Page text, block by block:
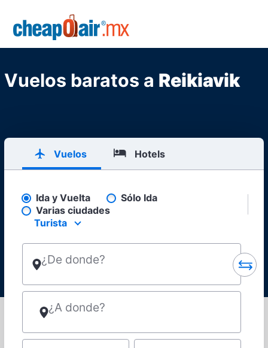
Skip to main content
Vuelos baratos a Reikiavik
Vuelos Hotels
Pick your flight type
Ida y Vuelta
Sólo Ida
Varias ciudades
Select your preferred seating class.
Turista
¿De donde?
¿A donde?